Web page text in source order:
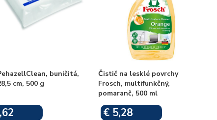
buničitá,
cm, 500 g
Čistič na lesklé povrchy
Frosch, multifunkčný,
pomaranč, 500 ml
€ 5,28